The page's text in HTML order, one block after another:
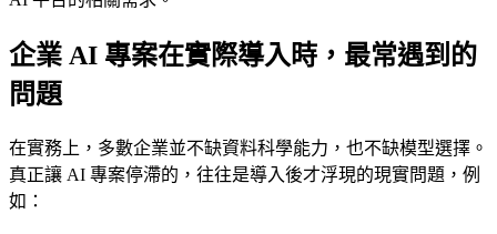
企業 AI 專案在實際導入時，最常遇到的
問題
在實務上，多數企業並不缺資料科學能力，也不缺模型選擇。
真正讓 AI 專案停滯的，往往是導入後才浮現的現實問題，例
如：